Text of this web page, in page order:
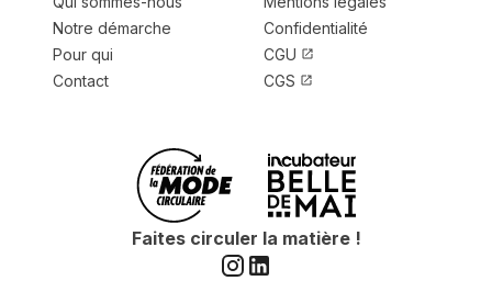
Notre démarche
Pour qui
Contact
Confidentialité
CGU
CGS
Faites circuler la matière !